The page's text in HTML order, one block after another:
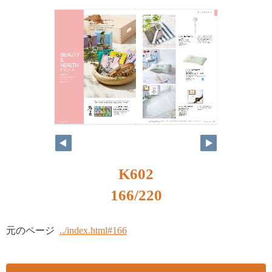
K602
166/220
元のページ ../index.html#166